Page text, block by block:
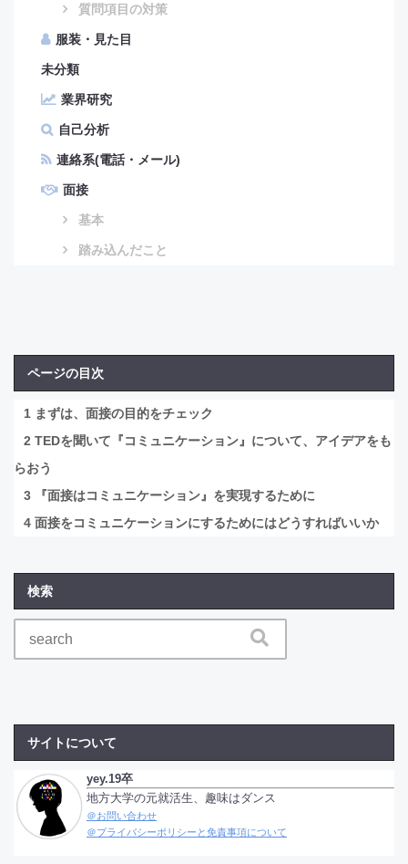
質問項目の対策
服装・見た目
未分類
業界研究
自己分析
連絡系(電話・メール)
面接
基本
踏み込んだこと
ページの目次
1 まずは、面接の目的をチェック
2 TEDを聞いて『コミュニケーション』について、アイデアをも
らおう
3 『面接はコミュニケーション』を実現するために
4 面接をコミュニケーションにするためにはどうすればいいか
検索
サイトについて
yey.19卒
地方大学の元就活生、趣味はダンス
＠お問い合わせ
＠プライバシーポリシーと免責事項について